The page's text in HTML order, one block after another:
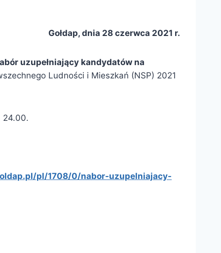
Gołdap, dnia 28 czerwca 2021 r.
uzupełniający kandydatów na
Ludności i Mieszkań (NSP) 2021
24.00.
pl/1708/0/nabor-uzupelniajacy-